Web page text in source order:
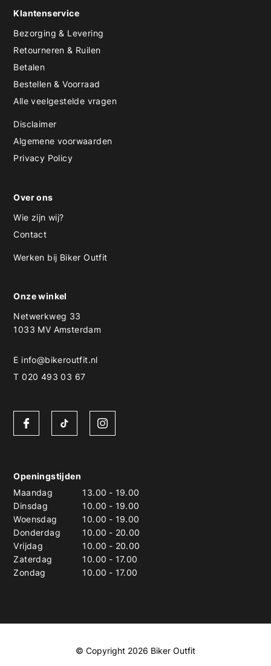
Klantenservice
Bezorging & Levering
Retourneren & Ruilen
Betalen
Bestellen & Voorraad
Alle veelgestelde vragen
Disclaimer
Algemene voorwaarden
Privacy Policy
Over ons
Wie zijn wij?
Contact
Werken bij Biker Outfit
Onze winkel
Netwerkweg 33
1033 MV Amsterdam
E info@bikeroutfit.nl
T 020 493 03 67
Openingstijden
Maandag
13.00 - 19.00
Dinsdag
10.00 - 19.00
Woensdag
10.00 - 19.00
Donderdag
10.00 - 20.00
Vrijdag
10.00 - 20.00
Zaterdag
10.00 - 17.00
Zondag
10.00 - 17.00
© Copyright 2026 Biker Outfit